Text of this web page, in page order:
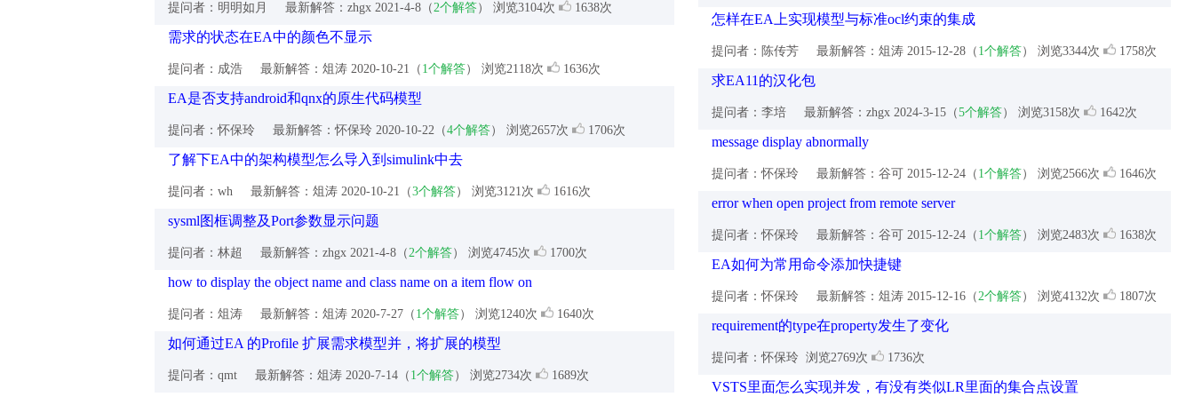
提问者：明明如月 最新解答：zhgx 2021-4-8（2个解答） 浏览3104次 1638次
需求的状态在EA中的颜色不显示
提问者：成浩 最新解答：俎涛 2020-10-21（ 1个解答） 浏览2118次 1636次
EA是否支持android和qnx的原生代码模型
提问者：怀保玲 最新解答：怀保玲 2020-10-22（4个解答） 浏览2657次 1706次
了解下EA中的架构模型怎么导入到simulink中去
提问者：wh 最新解答：俎涛 2020-10-21（3个解答） 浏览3121次 1616次
sysml图框调整及Port参数显示问题
提问者：林超 最新解答：zhgx 2021-4-8（2个解答） 浏览4745次 1700次
how to display the object name and class name on a item flow on
提问者：俎涛 最新解答：俎涛 2020-7-27（ 1个解答） 浏览1240次 1640次
如何通过EA 的Profile 扩展需求模型并，将扩展的模型
提问者：qmt 最新解答：俎涛 2020-7-14（ 1个解答） 浏览2734次 1689次
怎样在EA上实现模型与标准ocl约束的集成
提问者：陈传芳 最新解答：俎涛 2015-12-28（ 1个解答） 浏览3344次 1758次
求EA11的汉化包
提问者：李培 最新解答：zhgx 2024-3-15（5个解答） 浏览3158次 1642次
message display abnormally
提问者：怀保玲 最新解答：谷可 2015-12-24（ 1个解答） 浏览2566次 1646次
error when open project from remote server
提问者：怀保玲 最新解答：谷可 2015-12-24（ 1个解答） 浏览2483次 1638次
EA如何为常用命令添加快捷键
提问者：怀保玲 最新解答：俎涛 2015-12-16（2个解答） 浏览4132次 1807次
requirement的type在property发生了变化
提问者：怀保玲 浏览2769次 1736次
VSTS里面怎么实现并发，有没有类似LR里面的集合点设置